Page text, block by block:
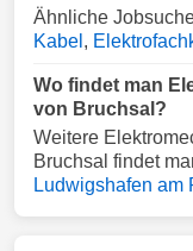
Ähnliche
Kabel ,
Wo findet man
von Bruchsal?
Weitere
Bruchsal findet
Ludwigshafen am